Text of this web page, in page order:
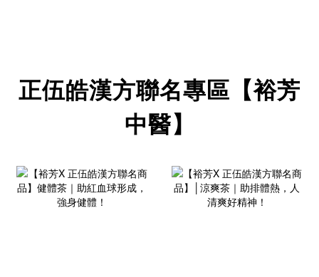
正伍皓漢方聯名專區【裕芳
中醫】